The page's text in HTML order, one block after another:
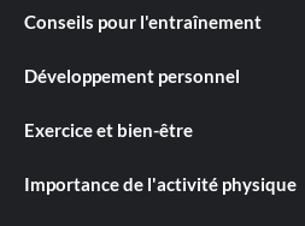
Conseils pour l'entraînement
Développement personnel
Exercice et bien-être
Importance de l'activité physique